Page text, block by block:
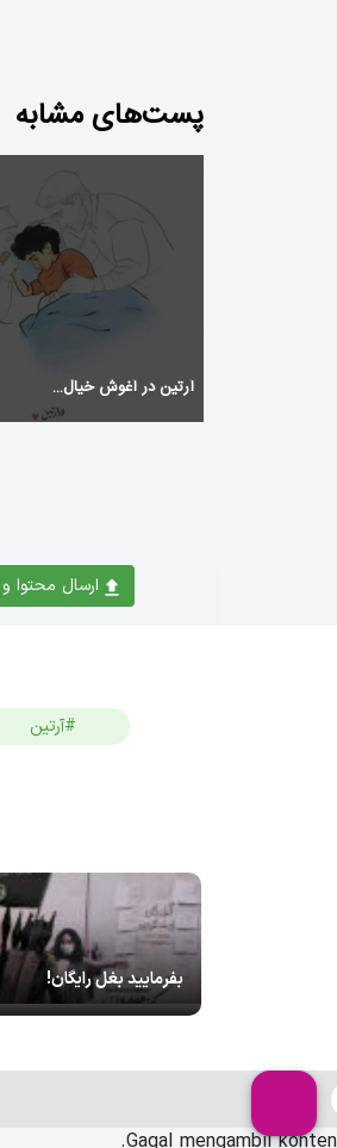
پست‌های مشابه
آرتین در آغوش خیال…
ارسال محتوا و
#آرتین
بفرمایید بغل رایگان!
Gagal mengambil konten.